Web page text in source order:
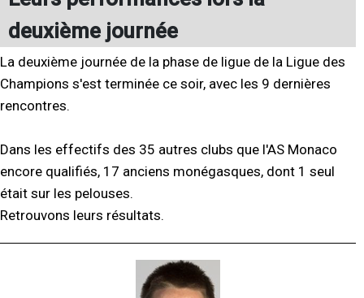
deuxième journée
La deuxième journée de la phase de ligue de la Ligue des
Champions s'est terminée ce soir, avec les 9 dernières
rencontres.
Dans les effectifs des 35 autres clubs que l'AS Monaco
encore qualifiés, 17 anciens monégasques, dont 1 seul
était sur les pelouses.
Retrouvons leurs résultats.